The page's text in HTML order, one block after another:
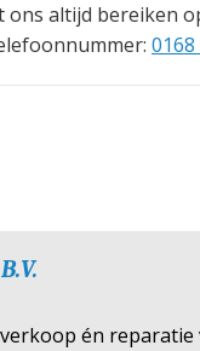
ons altijd bereiken
0168
én reparatie